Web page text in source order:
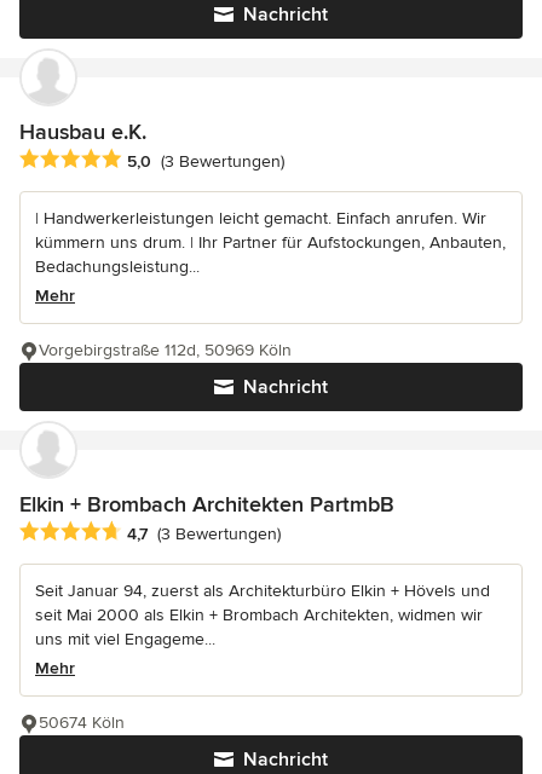
Nachricht
Hausbau e.K.
Durchschnittliche Bewertung: 5 von 5 Sternen
5,0 (3 Bewertungen)
| Handwerkerleistungen leicht gemacht. Einfach anrufen. Wir
kümmern uns drum. | Ihr Partner für Aufstockungen, Anbauten,
Bedachungsleistung...
Mehr
Nachricht
Vorgebirgstraße 112d, 50969 Köln
Elkin + Brombach Architekten PartmbB
Durchschnittliche Bewertung: 4.7 von 5 Sternen
4,7 (3 Bewertungen)
Seit Januar 94, zuerst als Architekturbüro Elkin + Hövels und
seit Mai 2000 als Elkin + Brombach Architekten, widmen wir
uns mit viel Engageme...
Mehr
Nachricht
50674 Köln